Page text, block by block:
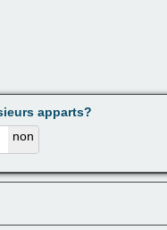
apparts?
non